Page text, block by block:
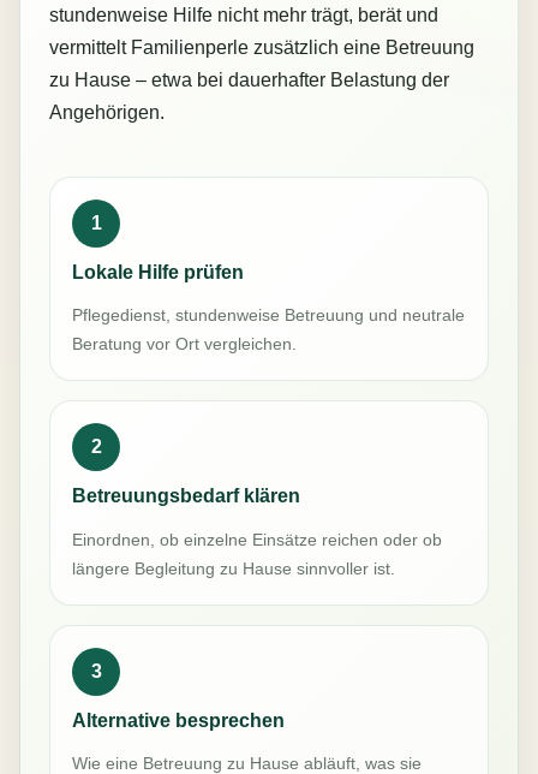
stundenweise Hilfe nicht mehr trägt, berät und
vermittelt Familienperle zusätzlich eine Betreuung
zu Hause – etwa bei dauerhafter Belastung der
Angehörigen.
1
Lokale Hilfe prüfen
Pflegedienst, stundenweise Betreuung und neutrale
Beratung vor Ort vergleichen.
2
Betreuungsbedarf klären
Einordnen, ob einzelne Einsätze reichen oder ob
längere Begleitung zu Hause sinnvoller ist.
3
Alternative besprechen
Wie eine Betreuung zu Hause abläuft, was sie